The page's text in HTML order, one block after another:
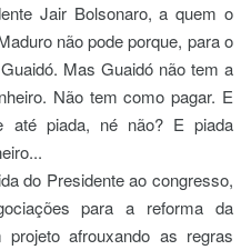
Jair Bolsonaro, a quem o
não pode porque, para o
Mas Guaidó não tem a
Não tem como pagar. E
piada, né não? E piada
do Presidente ao congresso,
para a reforma da
afrouxando as regras